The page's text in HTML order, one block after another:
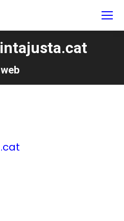
web